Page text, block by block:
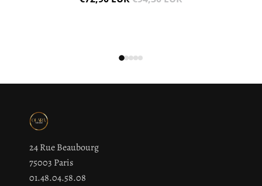
24 Rue Beaubourg
75003 Paris
01.48.04.58.08